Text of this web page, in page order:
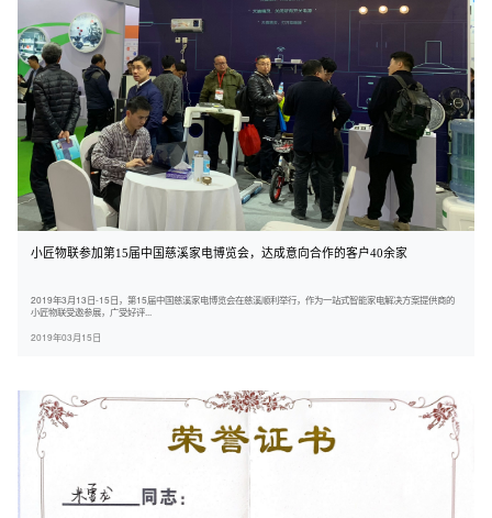
小匠物联参加第15届中国慈溪家电博览会，达成意向合作的客户40余家
2019年3月13日-15日，第15届中国慈溪家电博览会在慈溪顺利举行，作为一站式智能家电解决方案提供商的
小匠物联受邀参展，广受好评...
2019年03月15日